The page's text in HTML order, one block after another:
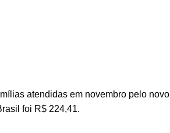
atendidas em novembro pelo novo
foi R$ 224,41.